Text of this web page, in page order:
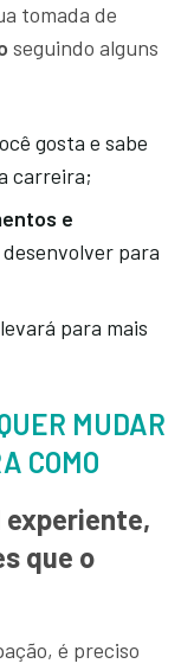
tomada de
seguindo alguns
gosta e sabe
carreira;
e
para
para mais
MUDAR
COMO
experiente,
que o
é preciso